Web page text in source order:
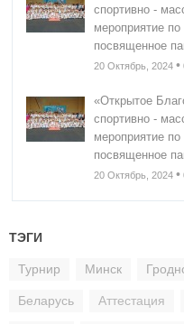
спортивно -
мероприятие
посвященное
20 Октябрь, 2024 •
«Открытое
спортивно -
мероприятие
посвященное
20 Октябрь, 2024 •
ТЭГИ
Турнир Минск
Беларусь Аттестация